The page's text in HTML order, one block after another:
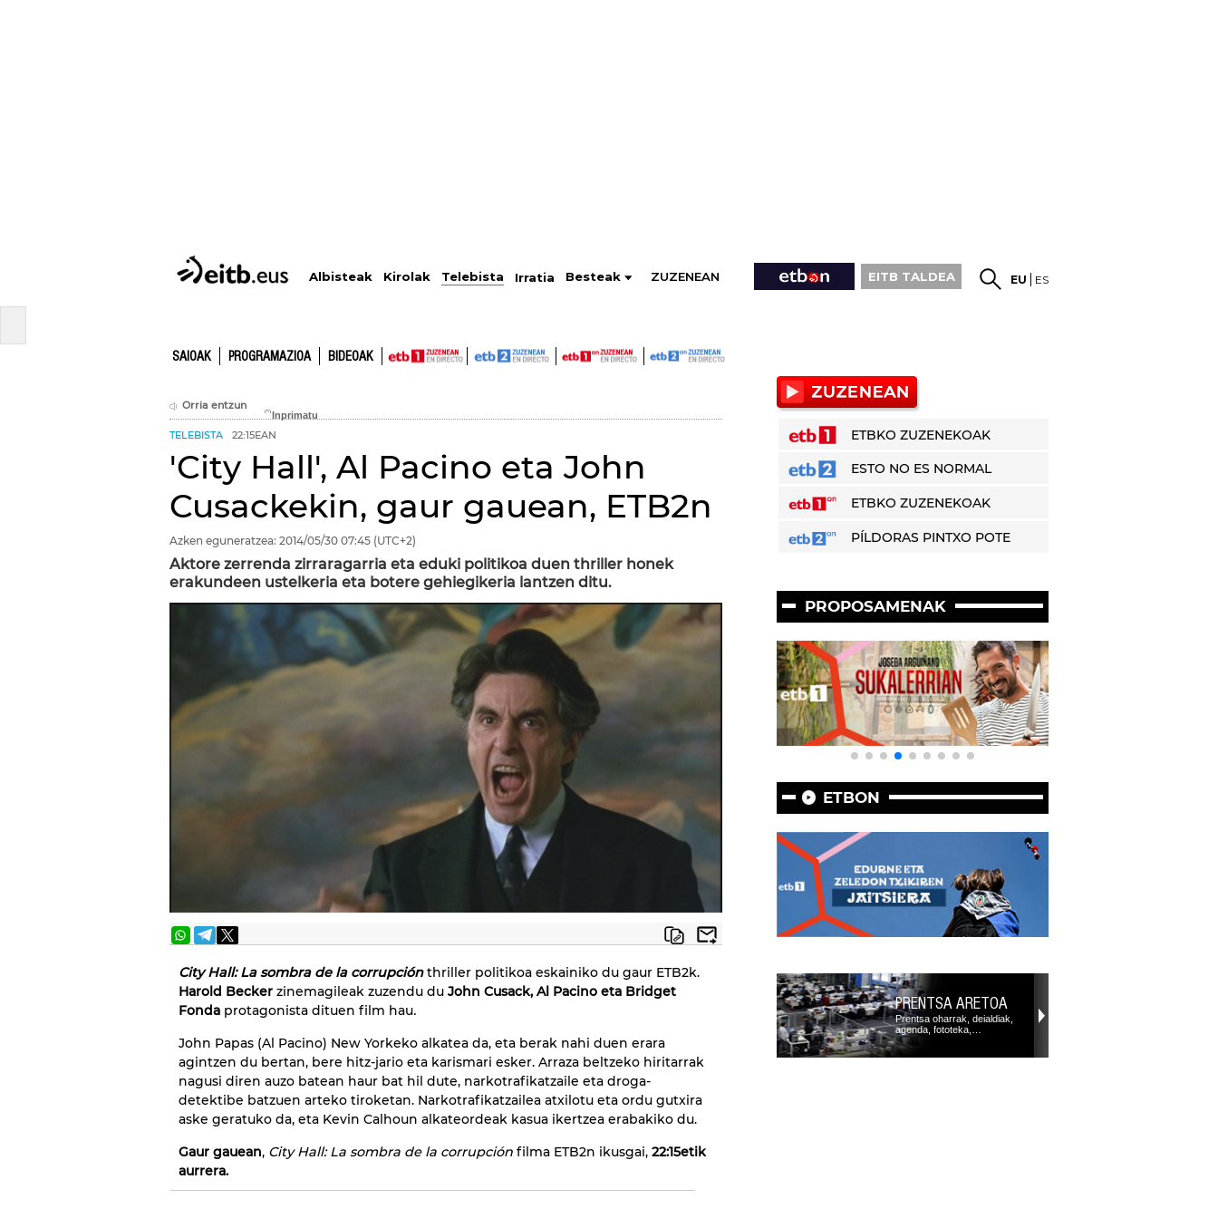
Albisteak Kirolak Telebista Irratia Besteak ZUZENEAN EITB TALDEA EU ES
SAIOAK PROGRAMAZIOA BIDEOAK
Orria entzun
TELEBISTA 22:15EAN
'City Hall', Al Pacino eta John
Cusackekin, gaur gauean, ETB2n
Azken eguneratzea: 2014/05/30 07:45 (UTC+2)
Aktore zerrenda zirraragarria eta eduki politikoa duen thriller honek
erakundeen ustelkeria eta botere gehiegikeria lantzen ditu.
City Hall: La sombra de la corrupciónthriller politikoa eskainiko du gaur ETB2k.
Harold Becker zinemagileak zuzendu du John Cusack, Al Pacino eta Bridget
Fonda protagonista dituen film hau.
John Papas (Al Pacino) New Yorkeko alkatea da, eta berak nahi duen erara
agintzen du bertan, bere hitz-jario eta karismari esker. Arraza beltzeko hiritarrak
nagusi diren auzo batean haur bat hil dute, narkotrafikatzaile eta droga-
detektibe batzuen arteko tiroketan. Narkotrafikatzailea atxilotu eta ordu gutxira
aske geratuko da, eta Kevin Calhoun alkateordeak kasua ikertzea erabakiko du.
Gaur gauean, City Hall: La sombra de la corrupción filma ETB2n ikusgai, 22:15etik
aurrera.
ETBKO ZUZENEKOAK
ESTO NO ES NORMAL
ETBKO ZUZENEKOAK
PÍLDORAS PINTXO POTE
PROPOSAMENAK
ETBON
PRENTSA ARETOA
Prentsa oharrak, deialdiak,
agenda, fototeka,…